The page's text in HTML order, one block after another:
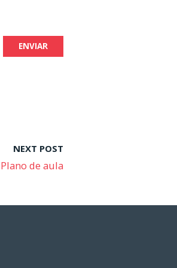
NEXT POST
Plano de aula